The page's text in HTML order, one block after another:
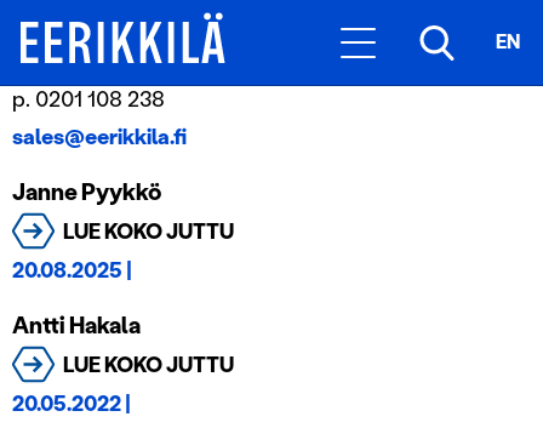
EN
Department: Myynti
Kokous- ja ryhmämyynti:
p. 0201 108 238
sales@eerikkila.fi
Janne Pyykkö
LUE KOKO JUTTU
20.08.2025
Antti Hakala
LUE KOKO JUTTU
20.05.2022